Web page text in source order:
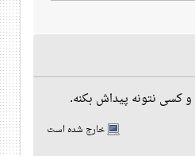
کسی نتونه پیداش بکنه.
خارج شده است